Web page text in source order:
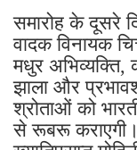
समारोह के दूसरे
वादक विनायक
मधुर
झाला और
श्रोताओं को
से रूबरू